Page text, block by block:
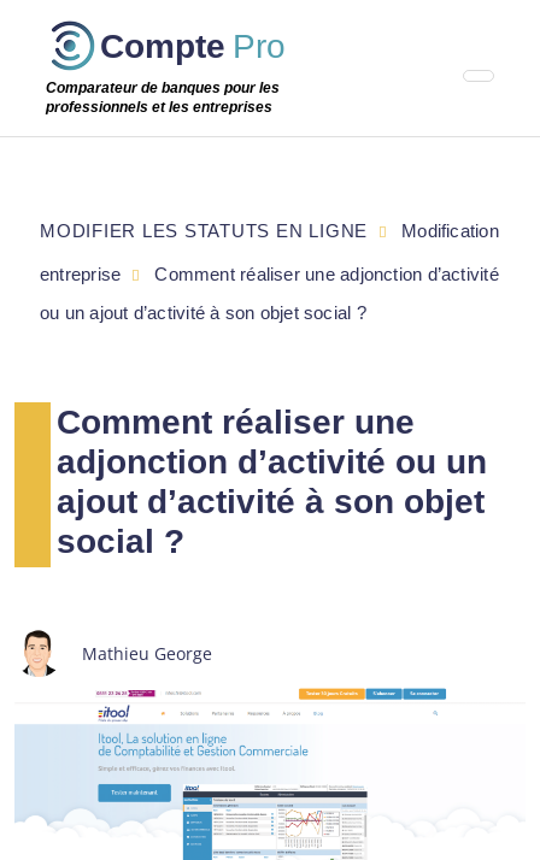
Passer
étape
Compte Pro
Comparateur de banques pour les
professionnels et les entreprises
Comment réaliser une
adjonction d’activité ou un
ajout d’activité à son objet
social ?
Mathieu George
MODIFIER LES STATUTS EN LIGNE Modification
entreprise
Comment réaliser une adjonction d’activité
ou un ajout d’activité à son objet social ?